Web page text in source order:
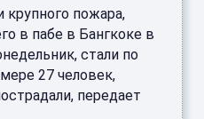
пожара,
в пабе в Бангкоке в
стали по
27 человек,
передает